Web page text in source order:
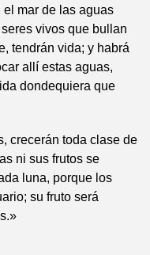
el mar de las aguas
vivos que bullan
tendrán vida; y habrá
allí estas aguas,
dondequiera que
crecerán toda clase de
ni sus frutos se
luna, porque los
su fruto será